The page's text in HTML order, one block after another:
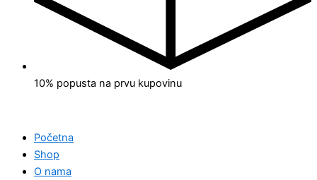
10% popusta na prvu kupovinu
Početna
Shop
O nama